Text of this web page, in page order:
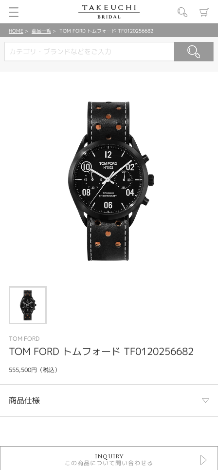
HOME 商品一覧 TOM FORD トムフォード TF0120256682
TOM FORD
TOM FORD トムフォード TF0120256682
555,500円（税込）
商品仕様
時計
INQUIRY
この商品について問い合わせる